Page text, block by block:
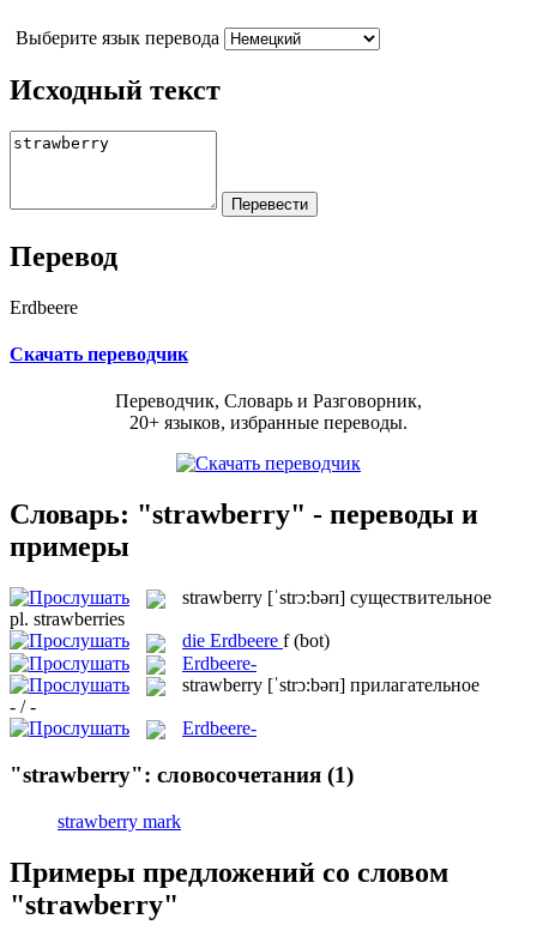
Выберите язык перевода
Исходный текст
Перевод
Erdbeere
Скачать переводчик
Переводчик, Словарь и Разговорник,
20+ языков, избранные переводы.
Словарь: "strawberry" - переводы и
примеры
strawberry [ˈstrɔ:bərɪ] существительное
pl. strawberries
die Erdbeere f (bot)
Erdbeere-
strawberry [ˈstrɔ:bərɪ] прилагательное
- / -
Erdbeere-
"strawberry": словосочетания (1)
strawberry mark
Примеры предложений со словом
"strawberry"